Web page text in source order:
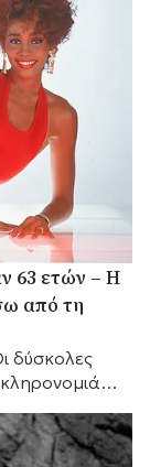
63 ετών – Η
από τη
δύσκολες